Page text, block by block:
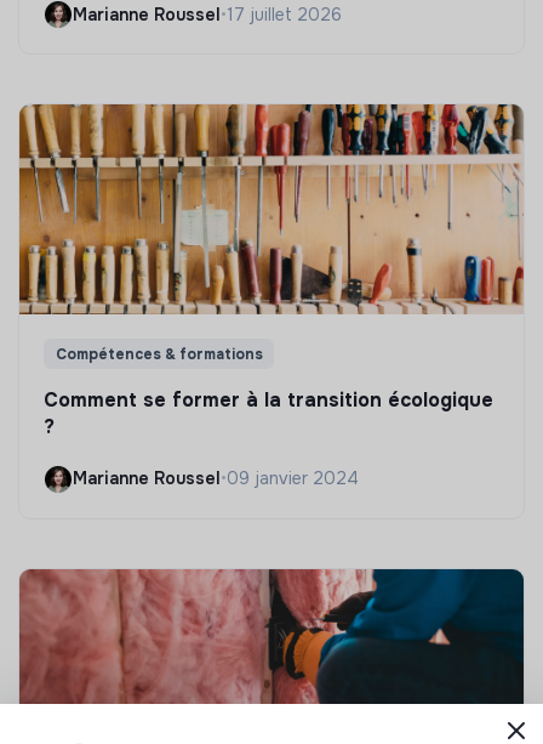
Marianne Roussel•17 juillet 2026
Compétences & formations
Comment se former à la transition écologique
?
Marianne Roussel •09 janvier 2024